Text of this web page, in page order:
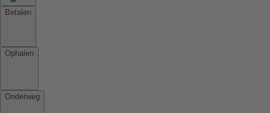
Betalen
Ophalen
Onderweg